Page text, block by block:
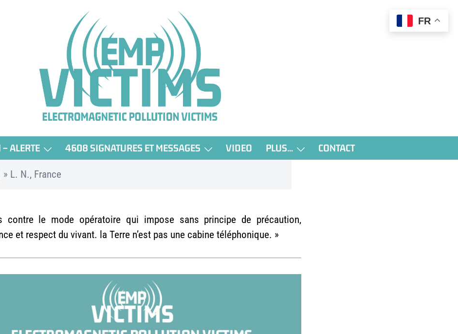
ALERTE 4608 SIGNATURES ET MESSAGES VIDEO PLUS… CONTACT
» L. N., France
contre le mode opératoire qui impose sans principe de précaution,
et respect du vivant. la Terre n’est pas une cabine téléphonique. »
FR